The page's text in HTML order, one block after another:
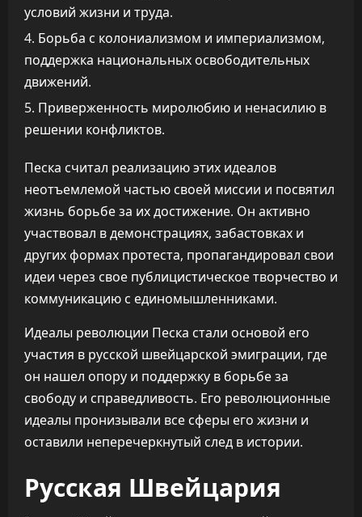
условий жизни и труда.
Борьба с колониализмом и империализмом,
поддержка национальных освободительных
движений.
Приверженность миролюбию и ненасилию в
решении конфликтов.
Песка считал реализацию этих идеалов
неотъемлемой частью своей миссии и посвятил
жизнь борьбе за их достижение. Он активно
участвовал в демонстрациях, забастовках и
других формах протеста, пропагандировал свои
идеи через свое публицистическое творчество и
коммуникацию с единомышленниками.
Идеалы революции Песка стали основой его
участия в русской швейцарской эмиграции, где
он нашел опору и поддержку в борьбе за
свободу и справедливость. Его революционные
идеалы пронизывали все сферы его жизни и
оставили неперечеркнутый след в истории.
Русская Швейцария